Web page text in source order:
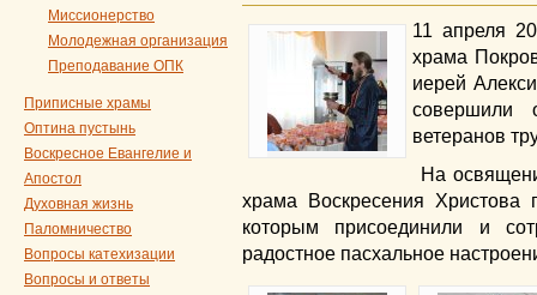
Миссионерство
Молодежная организация
Преподавание ОПК
Приписные храмы
Оптина пустынь
Воскресное Евангелие и
Апостол
Духовная жизнь
Паломничество
Вопросы катехизации
Вопросы и ответы
11 апреля
храма
иерей
совершили
ветеранов
На
храма Воскресения
которым присоединили и
радостное пасхальное